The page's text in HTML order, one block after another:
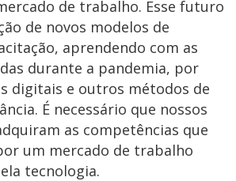
de trabalho. Esse futuro
de novos modelos de
aprendendo com as
durante a pandemia, por
digitais e outros métodos de
É necessário que nossos
as competências que
um mercado de trabalho
tecnologia.